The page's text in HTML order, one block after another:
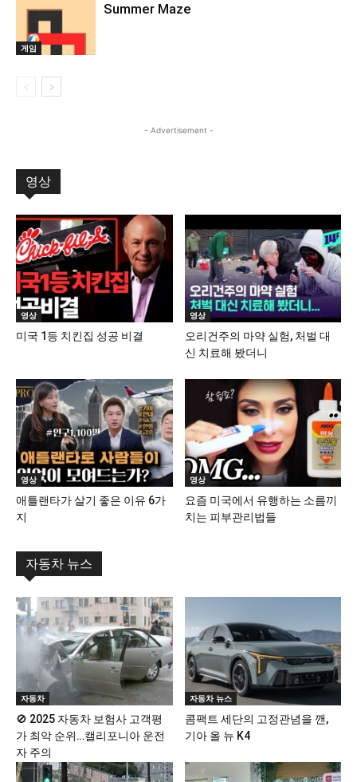
게임
Summer Maze
- Advertisement -
영상
영상
미국 1등 치킨집 성공 비결
영상
오리건주의 마약 실험, 처벌 대
신 치료해 봤더니
영상
애틀랜타가 살기 좋은 이유 6가
지
영상
요즘 미국에서 유행하는 소름끼
치는 피부관리법들
자동차 뉴스
자동차
🚫 2025 자동차 보험사 고객평
가 최악 순위…캘리포니아 운전
자 주의
자동차 뉴스
콤팩트 세단의 고정관념을 깬,
기아 올 뉴 K4